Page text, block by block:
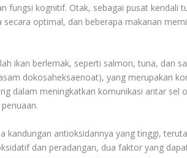
fungsi kognitif. Otak, sebagai pusat kendali
optimal, dan beberapa makanan
ikan berlemak, seperti salmon, tuna, dan
dokosaheksaenoat), yang merupakan
dalam meningkatkan komunikasi antar sel
kandungan antioksidannya yang tinggi,
dan peradangan, dua faktor yang